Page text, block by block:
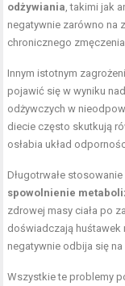
odżywiania, takimi jak
negatywnie zarówno na
chronicznego
Innym istotnym
pojawić się w wyniku
odżywczych w
diecie często skutkują
osłabia układ
Długotrwałe
spowolnienie
zdrowej masy ciała po
doświadczają huśtawek
negatywnie odbija się
Wszystkie te problemy